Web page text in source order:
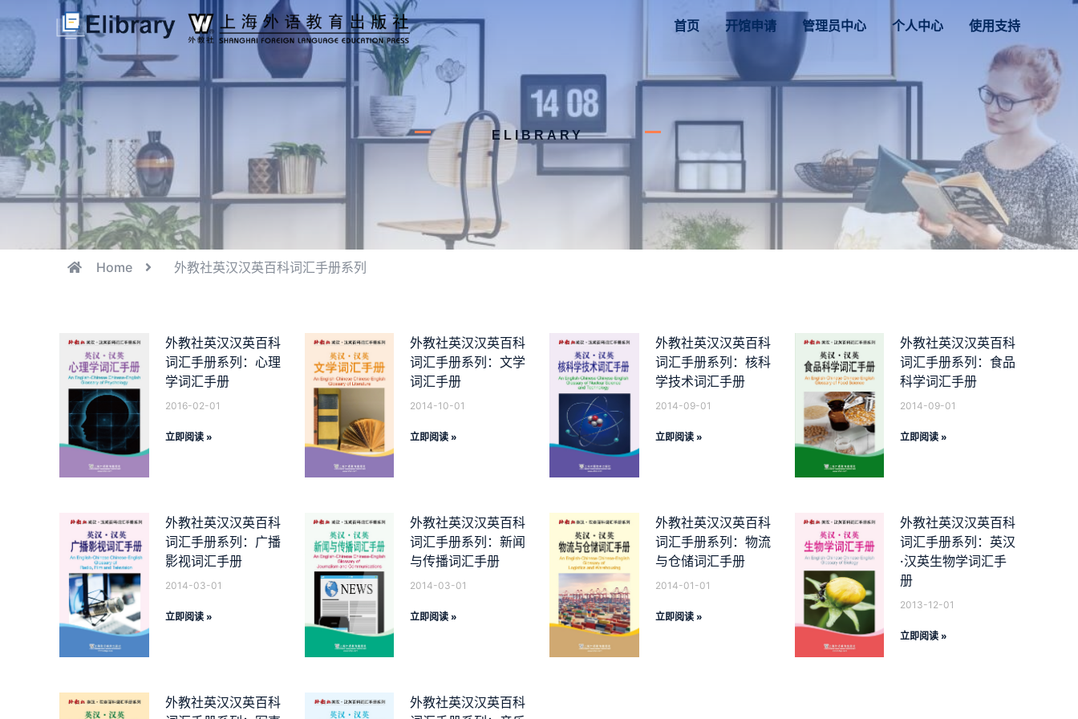
首页 开馆申请 管理员中心 个人中心 使用支持
ELIBRARY
Home 外教社英汉汉英百科词汇手册系列
外教社英汉汉英百科
词汇手册系列：心理
学词汇手册
2016-02-01
立即阅读 »
外教社英汉汉英百科
词汇手册系列：文学
词汇手册
2014-10-01
立即阅读 »
外教社英汉汉英百科
词汇手册系列：核科
学技术词汇手册
2014-09-01
立即阅读 »
外教社英汉汉英百科
词汇手册系列：食品
科学词汇手册
2014-09-01
立即阅读 »
外教社英汉汉英百科
词汇手册系列：广播
影视词汇手册
2014-03-01
立即阅读 »
外教社英汉汉英百科
词汇手册系列：新闻
与传播词汇手册
2014-03-01
立即阅读 »
外教社英汉汉英百科
词汇手册系列：物流
与仓储词汇手册
2014-01-01
立即阅读 »
外教社英汉汉英百科
词汇手册系列：英汉
·汉英生物学词汇手
册
2013-12-01
立即阅读 »
外教社英汉汉英百科
外教社英汉汉英百科